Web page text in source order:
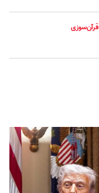
قرآن‌سوزی